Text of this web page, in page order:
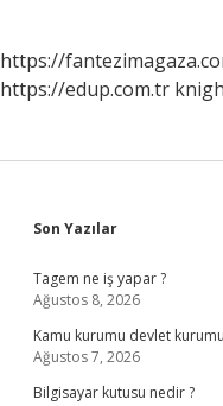
https://
https://edup.com.tr
Sidebar
Son Yazılar
Tagem ne iş yapar ?
Ağustos 8, 2026
Kamu kurumu devlet
Ağustos 7, 2026
Bilgisayar kutusu nedir ?